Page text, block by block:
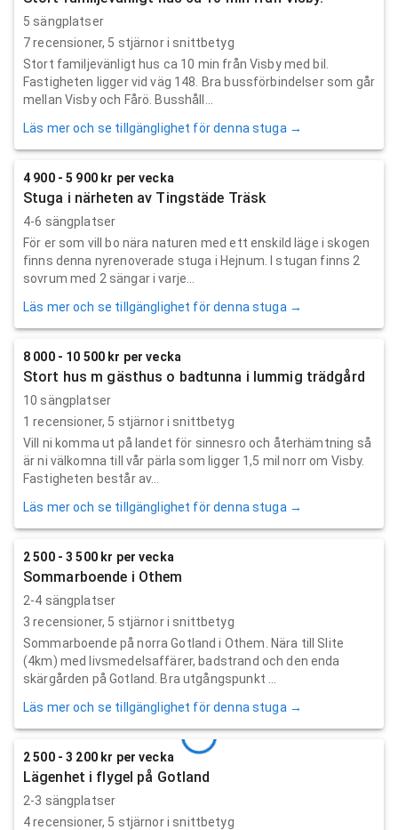
5 sängplatser
7recensioner, 5 stjärnor i snittbetyg
Stort familjevänligt hus ca 10 min från Visby med bil.
Fastigheten ligger vid väg 148. Bra bussförbindelser som går
mellan Visby och Fårö. Busshåll...
Läs mer och se tillgänglighet för denna stuga →
4 900 - 5 900 kr per vecka
Stuga i närheten av Tingstäde Träsk
4-6 sängplatser
För er som vill bo nära naturen med ett enskild läge i skogen
finns denna nyrenoverade stuga i Hejnum. I stugan finns 2
sovrum med 2 sängar i varje...
Läs mer och se tillgänglighet för denna stuga →
8 000 - 10 500 kr per vecka
Stort hus m gästhus o badtunna i lummig trädgård
10 sängplatser
1 recensioner, 5 stjärnor i snittbetyg
Vill ni komma ut på landet för sinnesro och återhämtning så
är ni välkomna till vår pärla som ligger 1,5 mil norr om Visby.
Fastigheten består av...
Läs mer och se tillgänglighet för denna stuga →
2 500 - 3 500 kr per vecka
Sommarboende i Othem
2-4 sängplatser
3 recensioner, 5 stjärnor i snittbetyg
Sommarboende på norra Gotland i Othem. Nära till Slite
(4km) med livsmedelsaffärer, badstrand och den enda
skärgården på Gotland. Bra utgångspunkt ...
Läs mer och se tillgänglighet för denna stuga →
2 500 - 3 200 kr per vecka
Lägenhet i flygel på Gotland
2-3 sängplatser
4recensioner, 5 stjärnor i snittbetyg